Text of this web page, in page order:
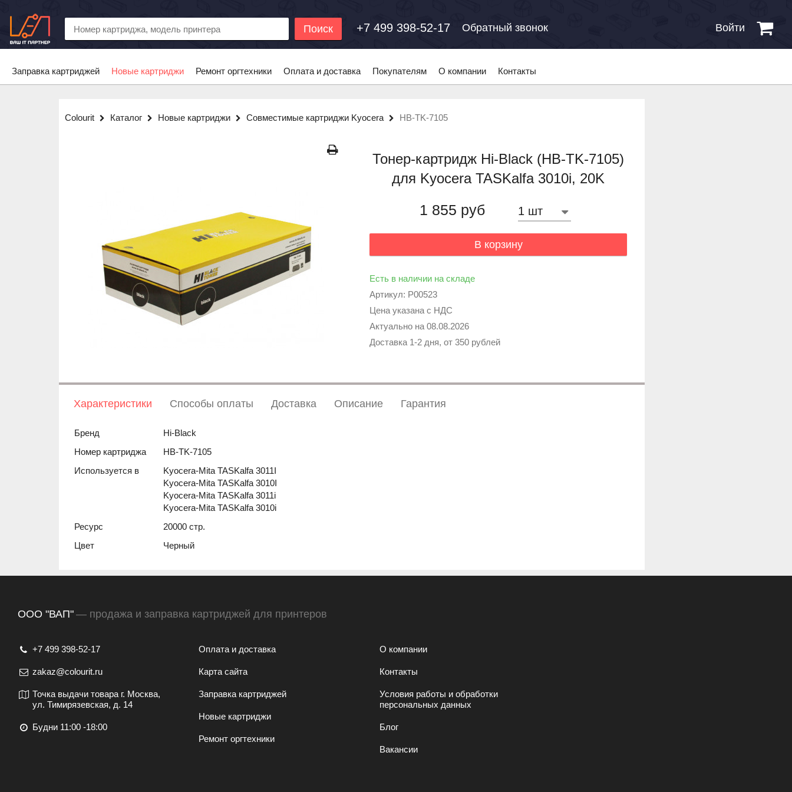
Поиск +7 499 398-52-17 Обратный звонок Войти
Заправка картриджей Новые картриджи Ремонт оргтехники Оплата и доставка Покупателям О компании Контакты
Colourit Каталог Новые картриджи Совместимые картриджи Kyocera HB-TK-7105
Тонер-картридж Hi-Black (HB-TK-7105)
для Kyocera TASKalfa 3010i, 20K
1 855 руб
В корзину
Есть в наличии на складе
Артикул: P00523
Цена указана с НДС
Актуально на 08.08.2026
Доставка 1-2 дня, от 350 рублей
Характеристики Способы оплаты Доставка Описание Гарантия
Бренд
Hi-Black
Номер картриджа
HB-TK-7105
Используется в
Kyocera-Mita TASKalfa 3011I
Kyocera-Mita TASKalfa 3010I
Kyocera-Mita TASKalfa 3011i
Kyocera-Mita TASKalfa 3010i
Ресурс
20000 стр.
Цвет
Черный
ООО "ВАП" — продажа и заправка картриджей для принтеров
+7 499 398-52-17
zakaz@colourit.ru
Точка выдачи товара г. Москва,
ул. Тимирязевская, д. 14
Будни 11:00 -18:00
Оплата и доставка
Карта сайта
Заправка картриджей
Новые картриджи
Ремонт оргтехники
О компании
Контакты
Условия работы и обработки
персональных данных
Блог
Вакансии